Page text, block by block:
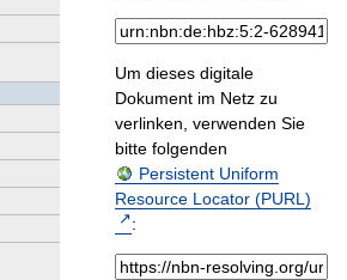
Um dieses digitale
Dokument im Netz zu
verlinken, verwenden Sie
bitte folgenden
Persistent Uniform
Resource Locator (PURL)
: